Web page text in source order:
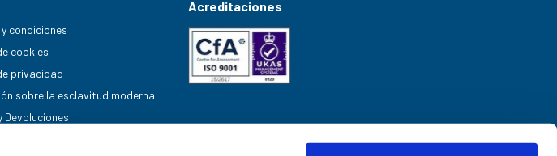
condiciones
cookies
privacidad
sobre la esclavitud moderna
Devoluciones
Acreditaciones